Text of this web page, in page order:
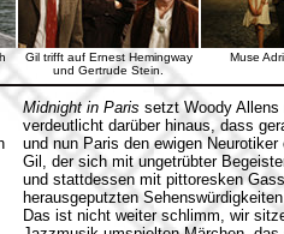
Gil trifft auf Ernest Hemingway
und Gertrude Stein.
Muse
Midnight in Paris setzt Woody Allens
verdeutlicht darüber hinaus, dass
und nun Paris den ewigen
Gil, der sich mit ungetrübter
und stattdessen mit pittoresken
herausgeputzten
Das ist nicht weiter schlimm, wir